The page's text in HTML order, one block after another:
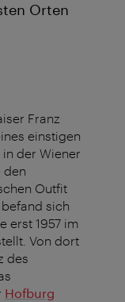
Orten
Franz
einstigen
in der Wiener
den
Outfit
sich
erst 1957 im
Von dort
des
Hofburg